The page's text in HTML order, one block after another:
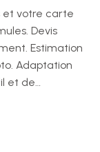
et votre carte
Devis
Estimation
Adaptation
et de…